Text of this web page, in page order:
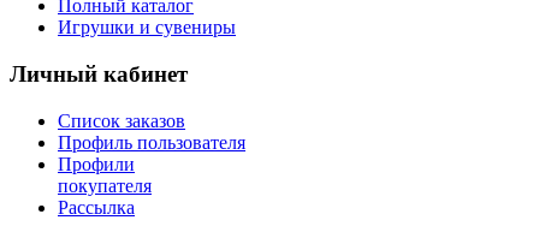
Полный каталог
Игрушки и сувениры
Личный кабинет
Список заказов
Профиль пользователя
Профили
покупателя
Рассылка